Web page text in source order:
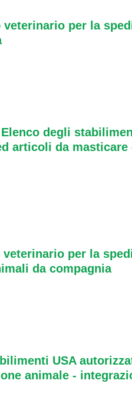
veterinario per la
degli
articoli da masticare
veterinario per la
da compagnia
USA
animale -